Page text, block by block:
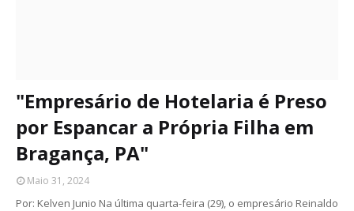
"Empresário de Hotelaria é Preso
por Espancar a Própria Filha em
Bragança, PA"
Maio 31, 2024
Por: Kelven Junio Na última quarta-feira (29), o empresário Reinaldo